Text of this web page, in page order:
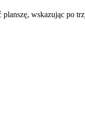
wskazując po